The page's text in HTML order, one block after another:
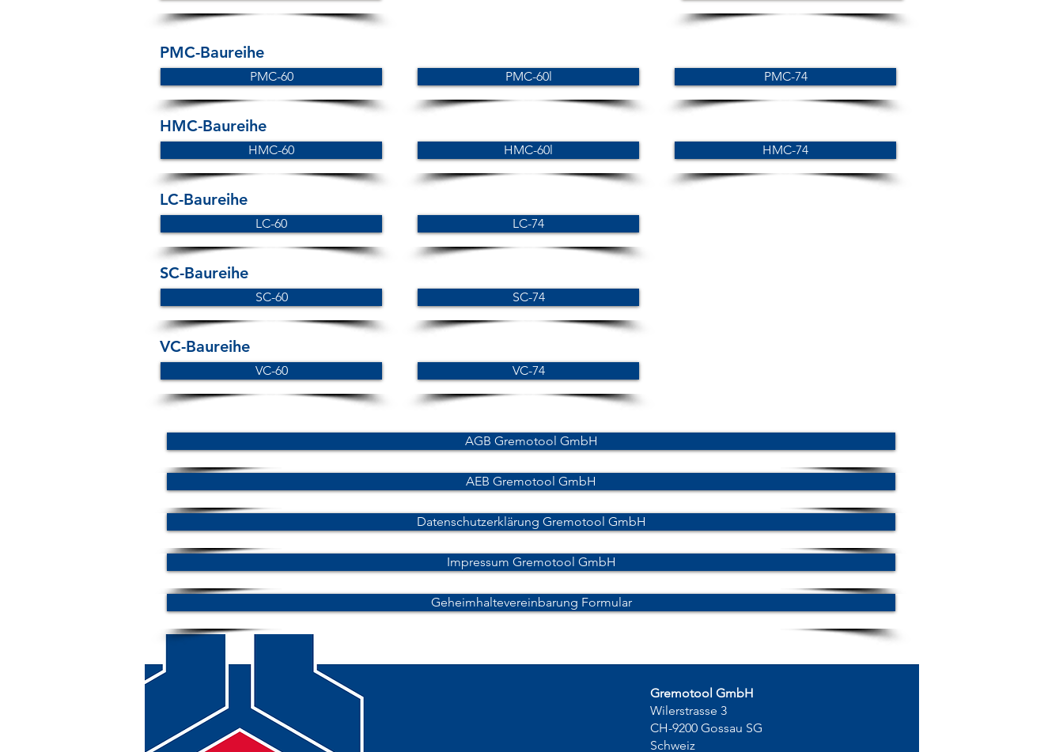
PMC-Baureihe
PMC-60 PMC-60l PMC-74
HMC-Baureihe
HMC-60 HMC-60l HMC-74
LC-Baureihe
LC-60 LC-74
SC-Baureihe
SC-60 SC-74
VC-Baureihe
VC-60 VC-74
Gremotool GmbH
Wilerstrasse 3
CH-9200 Gossau SG
Schweiz
AGB Gremotool GmbH
AEB Gremotool GmbH
Datenschutzerklärung Gremotool GmbH
Impressum Gremotool GmbH
Geheimhaltevereinbarung Formular